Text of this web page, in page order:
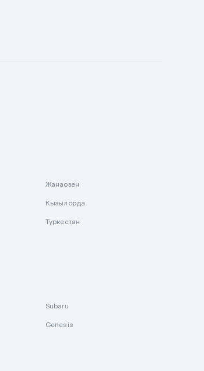
Жанаозен
Кызылорда
Туркестан
Subaru
Genesis